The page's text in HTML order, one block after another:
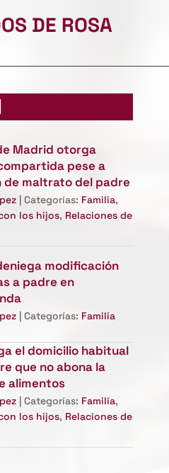
DE ROSA
Madrid otorga
pese a
de maltrato del padre
| Categorías: Familia,
los hijos, Relaciones de
modificación
a padre en
| Categorías: Familia
el domicilio habitual
que no abona la
alimentos
| Categorías: Familia,
los hijos, Relaciones de